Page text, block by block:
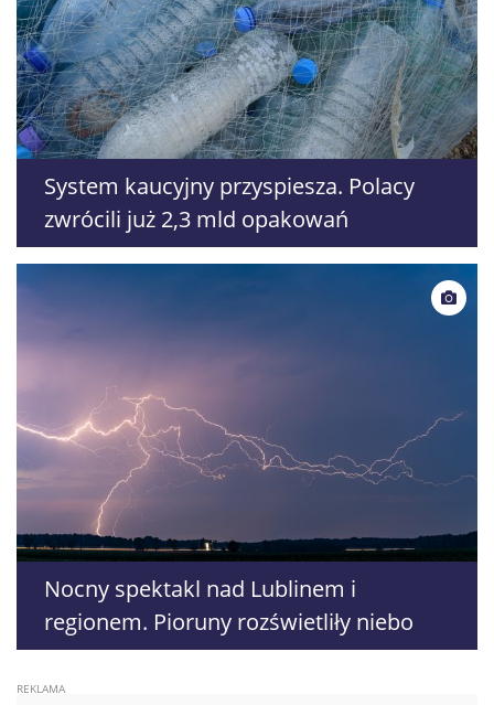
System kaucyjny przyspiesza. Polacy
zwrócili już 2,3 mld opakowań
Nocny spektakl nad Lublinem i
regionem. Pioruny rozświetliły niebo